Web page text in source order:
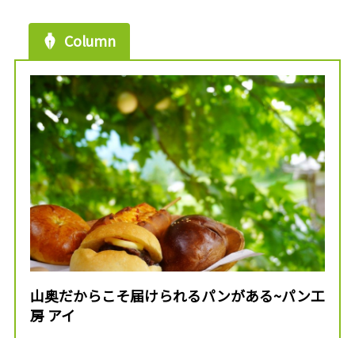
Column
山奥だからこそ届けられるパンがある~パン工
房 アイ